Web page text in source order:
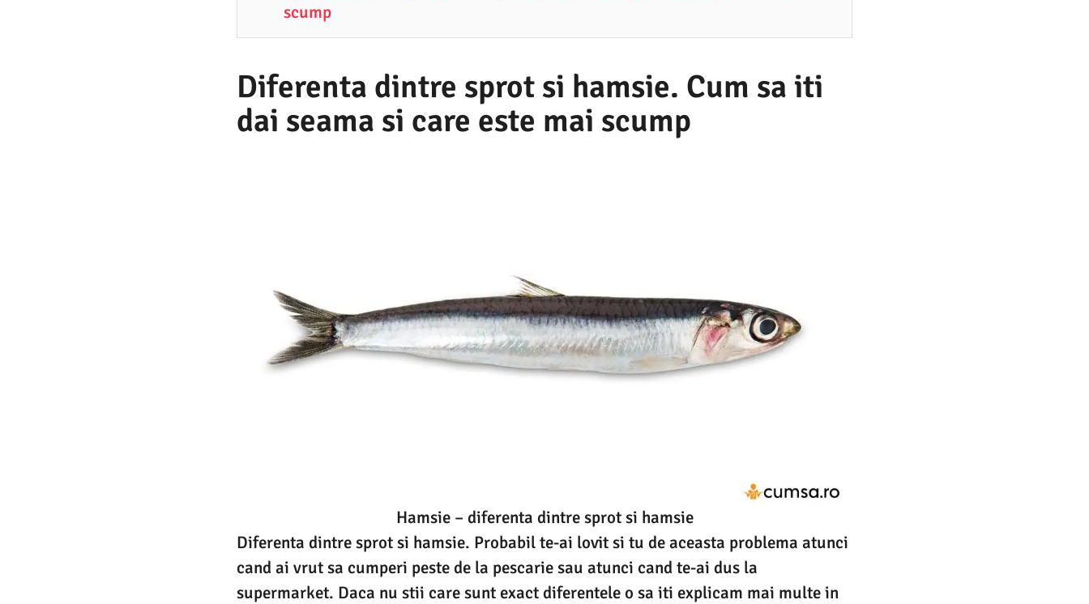
scump
Diferenta dintre sprot si hamsie. Cum sa iti
dai seama si care este mai scump
Hamsie – diferenta dintre sprot si hamsie
Diferenta dintre sprot si hamsie. Probabil te-ai lovit si tu de aceasta problema atunci
cand ai vrut sa cumperi peste de la pescarie sau atunci cand te-ai dus la
supermarket. Daca nu stii care sunt exact diferentele o sa iti explicam mai multe in